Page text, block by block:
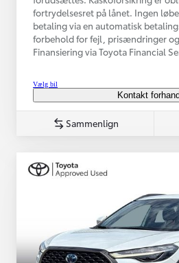
fortrydelsesret på lånet. Ingen
betaling via en automatisk
forbehold for fejl, prisændringer
Finansiering via Toyota Financial
Vælg bil
Kontakt
Sammenlign